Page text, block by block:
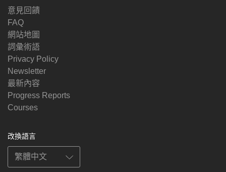
意見回饋
FAQ
網站地圖
詞彙術語
Privacy Policy
Newsletter
最新內容
Progress Reports
Courses
改換語言